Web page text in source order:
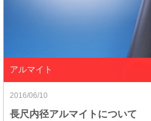
アルマイト
2016/06/10
長尺内径アルマイトについて